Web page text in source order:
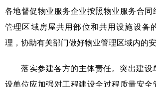
各地督促物业服务企业按照物业服务合同
管理区域房屋共用部位和共用设施设备
理，协助有关部门做好物业管理区域内的安
落实参建各方的主体责任。突出建设
设单位应加强对工程建设全过程质量安全